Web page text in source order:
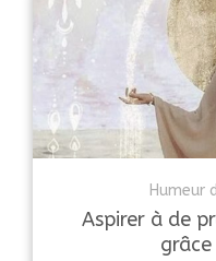
Humeur
Aspirer à de